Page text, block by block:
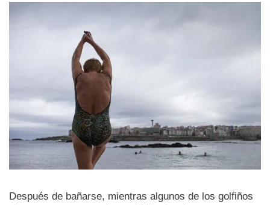
Después de bañarse, mientras algunos de los golfiños